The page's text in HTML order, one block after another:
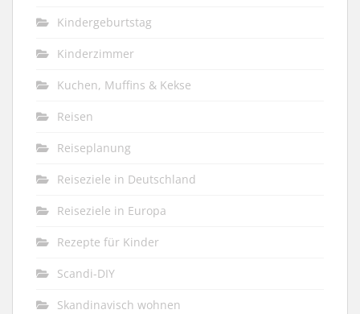
Kindergeburtstag
Kinderzimmer
Kuchen, Muffins & Kekse
Reisen
Reiseplanung
Reiseziele in Deutschland
Reiseziele in Europa
Rezepte für Kinder
Scandi-DIY
Skandinavisch wohnen